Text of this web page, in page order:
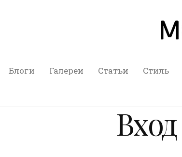
Блоги Галереи Статьи Стиль